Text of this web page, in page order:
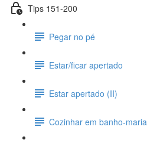
Tips 151-200
Pegar no pé
Estar/ficar apertado
Estar apertado (II)
Cozinhar em banho-maria